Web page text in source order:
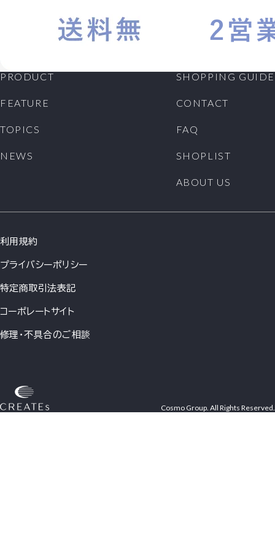
PRODUCT
FEATURE
TOPICS
NEWS
SHOPPING GUIDE
CONTACT
FAQ
SHOPLIST
ABOUT US
利用規約
プライバシーポリシー
特定商取引法表記
コーポレートサイト
修理・不具合のご相談
Cosmo Group. All Rights Reserved.